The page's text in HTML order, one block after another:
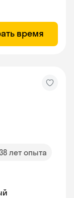
время
лет опыта